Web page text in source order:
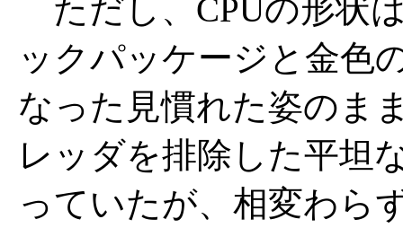
ただし、CPUの形状
ックパッケージと金色
なった見慣れた姿のま
レッダを排除した平坦
っていたが、相変わら